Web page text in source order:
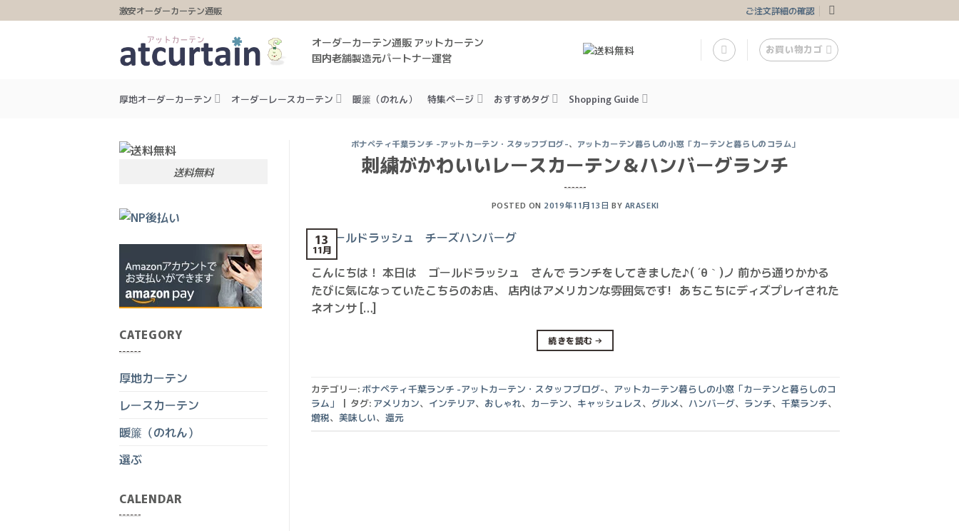
to
激安オーダーカーテン通販 ご注文詳細の確認
オーダーカーテン通販 アットカーテン
国内老舗製造元パートナー運営
お買い物カゴ
厚地オーダーカーテン オーダーレースカーテン 暖簾（のれん） 特集ページ おすすめタグ Shopping Guide
送料無料
CATEGORY
厚地カーテン
レースカーテン
暖簾（のれん）
選ぶ
CALENDAR
ボナペティ千葉ランチ -アットカーテン・スタッフブログ-、 アットカーテン暮らしの小窓「カーテンと暮らしのコラム」
刺繍がかわいいレースカーテン＆ハンバーグランチ
POSTED ON 2019年11月13日 BY ARASEKI
13
11月
こんにちは！ 本日は ゴールドラッシュ さんで ランチをしてきました♪( ´θ｀)ノ 前から通りかかる
たびに気になっていたこちらのお店、 店内はアメリカンな雰囲気です! あちこちにディズプレイされた
ネオンサ […]
続きを読む →
カテゴリー: ボナペティ千葉ランチ -アットカーテン・スタッフブログ-、 アットカーテン暮らしの小窓「カーテンと暮らしのコ
ラム」
| タグ: アメリカン、 インテリア、 おしゃれ、 カーテン、 キャッシュレス、 グルメ、 ハンバーグ、 ランチ、 千葉ランチ、
増税、 美味しい、 還元